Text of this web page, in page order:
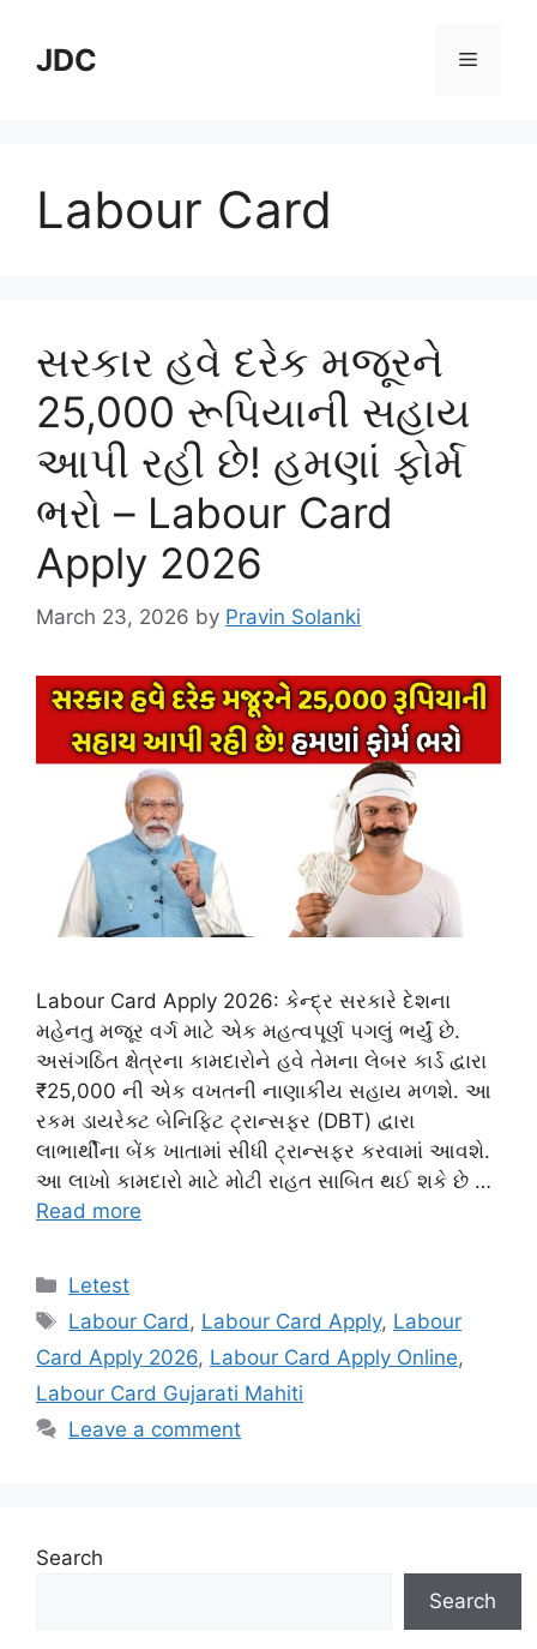
content
JDC Menu
Labour Card
સરકાર હવે દરેક મજૂરને
25,000 રૂપિયાની સહાય
આપી રહી છે! હમણાં ફોર્મ
ભરો – Labour Card
Apply 2026
March 23, 2026 by Pravin Solanki
Labour Card Apply 2026: કેન્દ્ર સરકારે દેશના
મહેનતુ મજૂર વર્ગ માટે એક મહત્વપૂર્ણ પગલું ભર્યું છે.
અસંગઠિત ક્ષેત્રના કામદારોને હવે તેમના લેબર કાર્ડ દ્વારા
₹25,000 ની એક વખતની નાણાકીય સહાય મળશે. આ
રકમ ડાયરેક્ટ બેનિફિટ ટ્રાન્સફર (DBT) દ્વારા
લાભાર્થીના બેંક ખાતામાં સીધી ટ્રાન્સફર કરવામાં આવશે.
આ લાખો કામદારો માટે મોટી રાહત સાબિત થઈ શકે છે …
Read more
Categories
Letest
Tags
Labour Card , Labour Card Apply, Labour
Card Apply 2026, Labour Card Apply Online,
Labour Card Gujarati Mahiti
Leave a comment
Search
Search